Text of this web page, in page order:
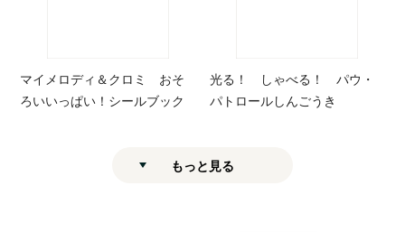
マイメロディ＆クロミ おそ
ろいいっぱい！シールブック
光る！ しゃべる！ パウ・
パトロールしんごうき
もっと見る